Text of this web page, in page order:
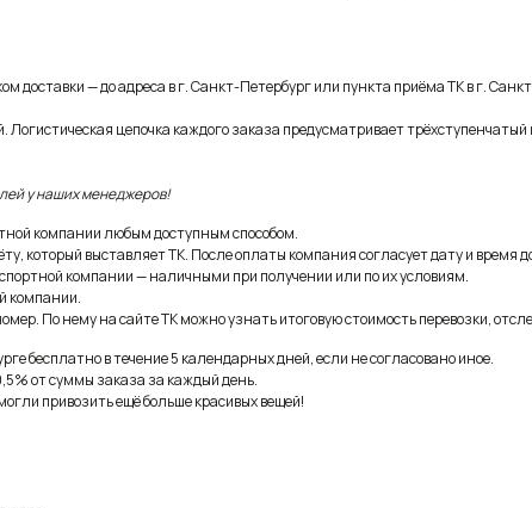
доставки — до адреса в г. Санкт-Петербург или пункта приёма ТК в г.
цепочка каждого заказа предусматривает
у наших менеджеров!
компании любым доступным способом.
который выставляет ТК. После оплаты компания согласует дату и время
компании — наличными при получении или по их условиям.
компании.
По нему на сайте ТК можно узнать итоговую стоимость перевозки,
бесплатно в течение 5 календарных дней, если не согласовано иное.
от суммы заказа за каждый день.
привозить ещё больше красивых вещей!